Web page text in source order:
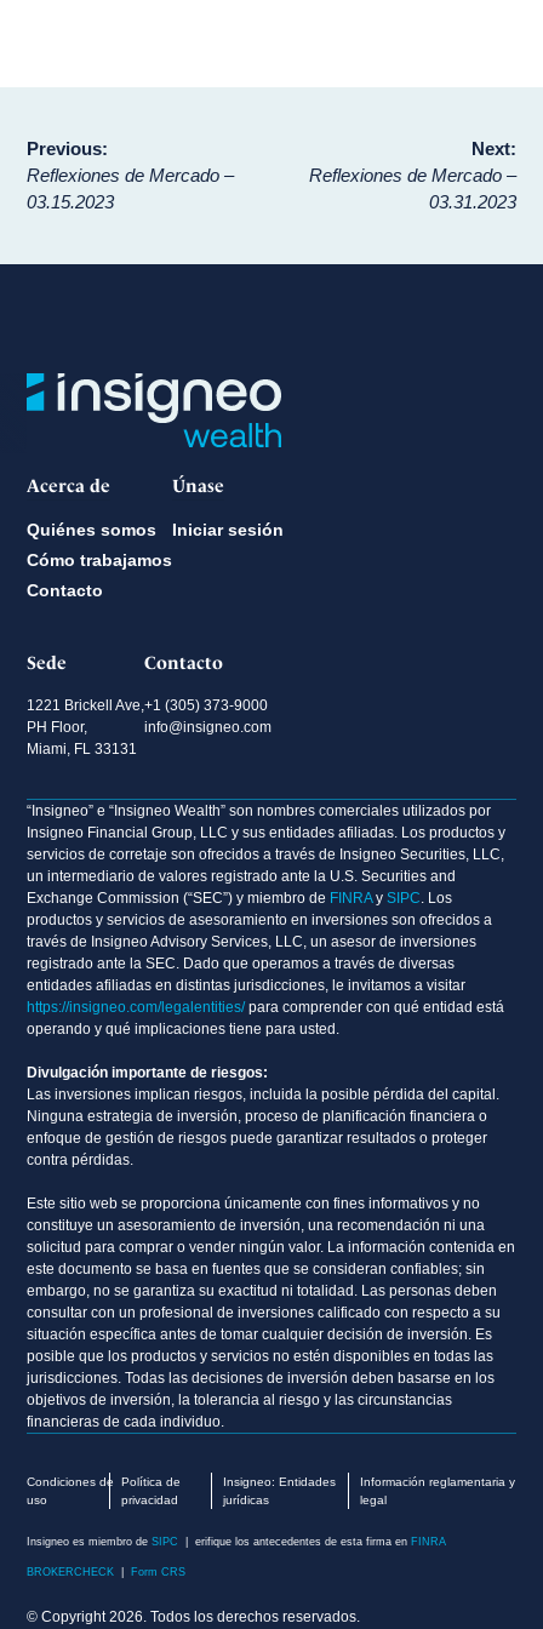
Navegación
de
Previous:
Reflexiones de Mercado –
03.15.2023
Next:
Reflexiones de Mercado –
03.31.2023
Acerca de
Quiénes somos
Cómo trabajamos
Contacto
Únase
Iniciar sesión
Sede
1221 Brickell Ave,
PH Floor,
Miami, FL 33131
Contacto
+1 (305) 373-9000
info@insigneo.com
“Insigneo” e “Insigneo Wealth” son nombres comerciales utilizados por
Insigneo Financial Group, LLC y sus entidades afiliadas. Los productos y
servicios de corretaje son ofrecidos a través de Insigneo Securities, LLC,
un intermediario de valores registrado ante la U.S. Securities and
Exchange Commission (“SEC”) y miembro de FINRAySIPC . Los
productos y servicios de asesoramiento en inversiones son ofrecidos a
través de Insigneo Advisory Services, LLC, un asesor de inversiones
registrado ante la SEC. Dado que operamos a través de diversas
entidades afiliadas en distintas jurisdicciones, le invitamos a visitar
https://insigneo.com/legalentities/para comprender con qué entidad está
operando y qué implicaciones tiene para usted.
Divulgación importante de riesgos:
Las inversiones implican riesgos, incluida la posible pérdida del capital.
Ninguna estrategia de inversión, proceso de planificación financiera o
enfoque de gestión de riesgos puede garantizar resultados o proteger
contra pérdidas.
Este sitio web se proporciona únicamente con fines informativos y no
constituye un asesoramiento de inversión, una recomendación ni una
solicitud para comprar o vender ningún valor. La información contenida en
este documento se basa en fuentes que se consideran confiables; sin
embargo, no se garantiza su exactitud ni totalidad. Las personas deben
consultar con un profesional de inversiones calificado con respecto a su
situación específica antes de tomar cualquier decisión de inversión. Es
posible que los productos y servicios no estén disponibles en todas las
jurisdicciones. Todas las decisiones de inversión deben basarse en los
objetivos de inversión, la tolerancia al riesgo y las circunstancias
financieras de cada individuo.
Condiciones de
uso
Política de
privacidad
Insigneo: Entidades
jurídicas
Información reglamentaria y
legal
Insigneo es miembro deSIPC | erifique los antecedentes de esta firma en FINRA
BROKERCHECK Form CRS
© Copyright 2026. Todos los derechos reservados.